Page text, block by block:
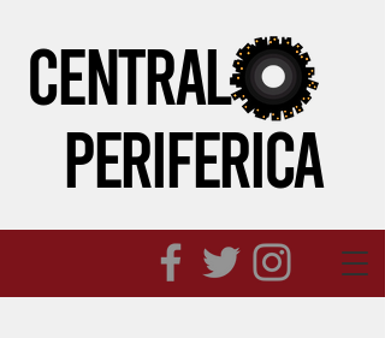
CENTRAL
PERIFeRICA